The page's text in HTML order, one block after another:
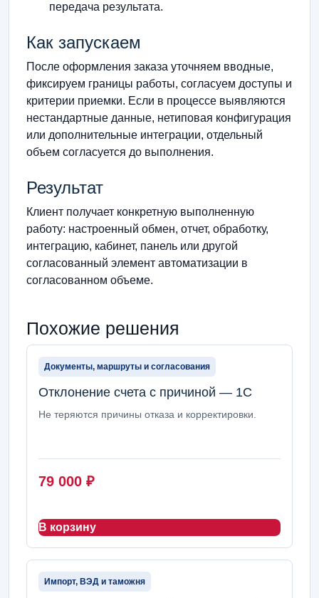
передача результата.
Как запускаем
После оформления заказа уточняем вводные,
фиксируем границы работы, согласуем доступы и
критерии приемки. Если в процессе выявляются
нестандартные данные, нетиповая конфигурация
или дополнительные интеграции, отдельный
объем согласуется до выполнения.
Результат
Клиент получает конкретную выполненную
работу: настроенный обмен, отчет, обработку,
интеграцию, кабинет, панель или другой
согласованный элемент автоматизации в
согласованном объеме.
Похожие решения
Документы, маршруты и согласования
Отклонение счета с причиной — 1С
Не теряются причины отказа и корректировки.
79 000 ₽
В корзину
Импорт, ВЭД и таможня